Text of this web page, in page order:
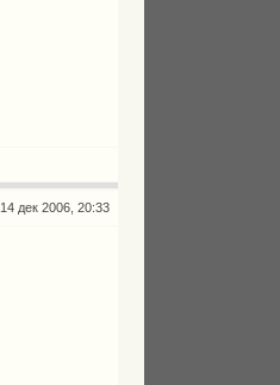
14 дек 2006, 20:33